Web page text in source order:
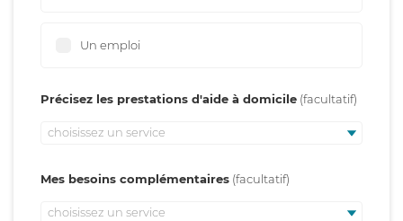
Un emploi
Précisez les prestations d'aide à domicile
choisissez un service
Mes besoins complémentaires
choisissez un service